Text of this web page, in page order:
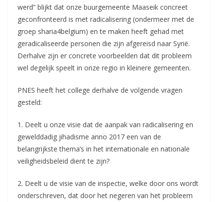
werd” blijkt dat onze buurgemeente Maaseik concreet
geconfronteerd is met radicalisering (ondermeer met de
groep sharia4belgium) en te maken heeft gehad met
geradicaliseerde personen die zijn afgereisd naar Syrië.
Derhalve zijn er concrete voorbeelden dat dit probleem
wel degelijk speelt in onze regio in kleinere gemeenten.
PNES heeft het college derhalve de volgende vragen
gesteld:
1. Deelt u onze visie dat de aanpak van radicalisering en
gewelddadig jihadisme anno 2017 een van de
belangrijkste thema’s in het internationale en nationale
veiligheidsbeleid dient te zijn?
2. Deelt u de visie van de inspectie, welke door ons wordt
onderschreven, dat door het negeren van het probleem